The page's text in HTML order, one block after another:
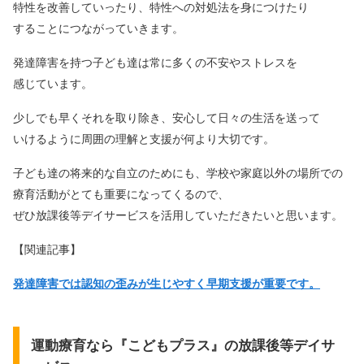
特性を改善していったり、特性への対処法を身につけたり
することにつながっていきます。
発達障害を持つ子ども達は常に多くの不安やストレスを
感じています。
少しでも早くそれを取り除き、安心して日々の生活を送って
いけるように周囲の理解と支援が何より大切です。
子ども達の将来的な自立のためにも、学校や家庭以外の場所での
療育活動がとても重要になってくるので、
ぜひ放課後等デイサービスを活用していただきたいと思います。
【関連記事】
発達障害では認知の歪みが生じやすく早期支援が重要です。
運動療育なら『こどもプラス』の放課後等デイサ